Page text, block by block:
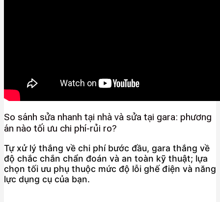
So sánh sửa nhanh tại nhà và sửa tại gara: phương
án nào tối ưu chi phí-rủi ro?
Tự xử lý thắng về chi phí bước đầu, gara thắng về
độ chắc chắn chẩn đoán và an toàn kỹ thuật; lựa
chọn tối ưu phụ thuộc mức độ lỗi ghế điện và năng
lực dụng cụ của bạn.